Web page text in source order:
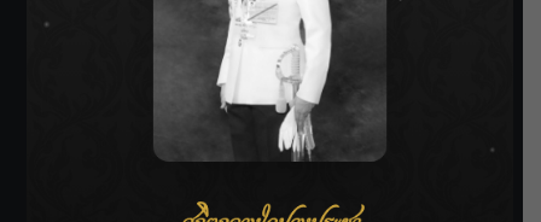
SIAMRATH VARIETY